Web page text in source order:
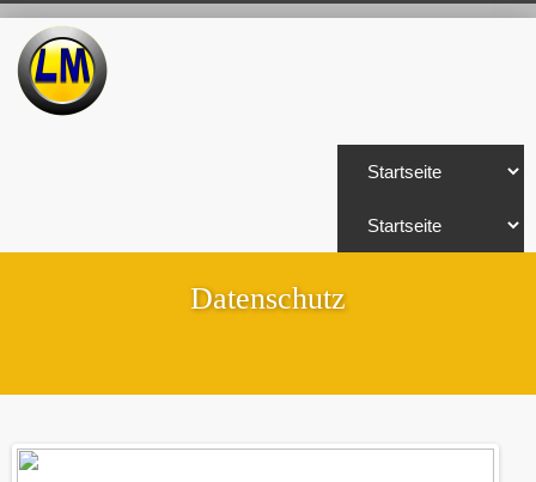
Datenschutz